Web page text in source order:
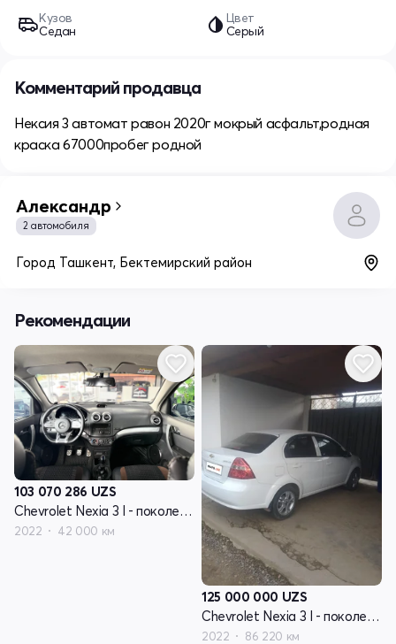
Кузов
Седан
Цвет
Серый
Комментарий продавца
Нексия 3 автомат равон 2020г мокрый асфальт,родная
краска 67000пробег родной
Александр
2 автомобиля
Город Ташкент, Бектемирский район
Рекомендации
103 070 286 UZS
Chevrolet Nexia 3 I - поколение
2022 42 000 км
125 000 000 UZS
Chevrolet Nexia 3 I - поколение
2022 86 220 км